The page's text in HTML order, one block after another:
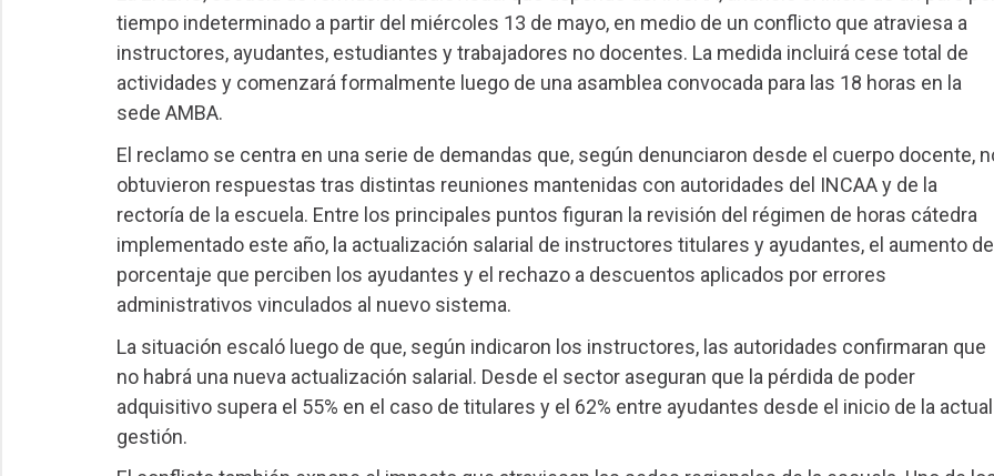
tiempo indeterminado a partir del miércoles 13 de mayo, en medio de un conflicto que atraviesa a
instructores, ayudantes, estudiantes y trabajadores no docentes. La medida incluirá cese total de
actividades y comenzará formalmente luego de una asamblea convocada para las 18 horas en la
sede AMBA.
El reclamo se centra en una serie de demandas que, según denunciaron desde el cuerpo docente,
obtuvieron respuestas tras distintas reuniones mantenidas con autoridades del INCAA y de la
rectoría de la escuela. Entre los principales puntos figuran la revisión del régimen de horas cátedra
implementado este año, la actualización salarial de instructores titulares y ayudantes, el aumento
porcentaje que perciben los ayudantes y el rechazo a descuentos aplicados por errores
administrativos vinculados al nuevo sistema.
La situación escaló luego de que, según indicaron los instructores, las autoridades confirmaran que
no habrá una nueva actualización salarial. Desde el sector aseguran que la pérdida de poder
adquisitivo supera el 55% en el caso de titulares y el 62% entre ayudantes desde el inicio de la actual
gestión.